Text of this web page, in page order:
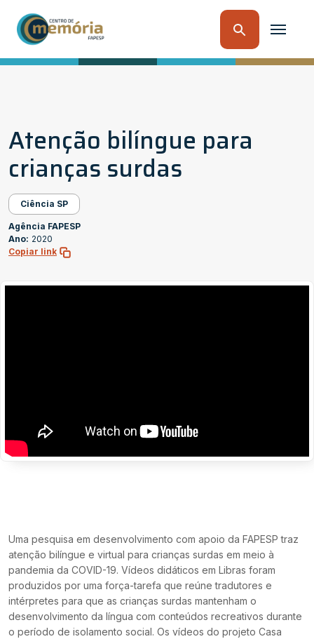
Atenção bilíngue para
crianças surdas
Ciência SP
Agência FAPESP
Ano: 2020
Copiar link
Uma pesquisa em desenvolvimento com apoio da FAPESP traz
atenção bilíngue e virtual para crianças surdas em meio à
pandemia da COVID-19. Vídeos didáticos em Libras foram
produzidos por uma força-tarefa que reúne tradutores e
intérpretes para que as crianças surdas mantenham o
desenvolvimento da língua com conteúdos recreativos durante
o período de isolamento social. Os vídeos do projeto Casa